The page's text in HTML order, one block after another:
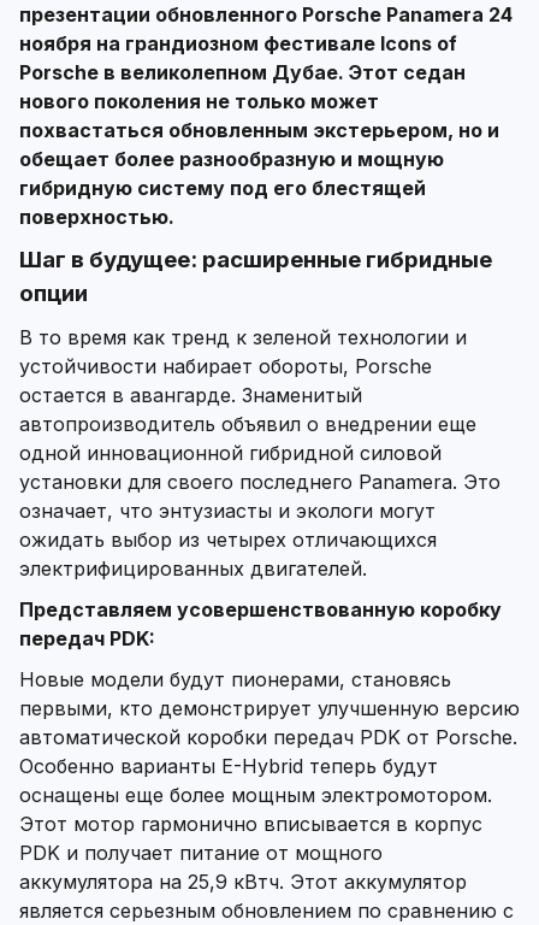
презентации обновленного Porsche Panamera 24
ноября на грандиозном фестивале Icons of
Porsche в великолепном Дубае. Этот седан
нового поколения не только может
похвастаться обновленным экстерьером, но и
обещает более разнообразную и мощную
гибридную систему под его блестящей
поверхностью.
Шаг в будущее: расширенные гибридные
опции
В то время как тренд к зеленой технологии и
устойчивости набирает обороты, Porsche
остается в авангарде. Знаменитый
автопроизводитель объявил о внедрении еще
одной инновационной гибридной силовой
установки для своего последнего Panamera. Это
означает, что энтузиасты и экологи могут
ожидать выбор из четырех отличающихся
электрифицированных двигателей.
Представляем усовершенствованную коробку
передач PDK:
Новые модели будут пионерами, становясь
первыми, кто демонстрирует улучшенную версию
автоматической коробки передач PDK от Porsche.
Особенно варианты E-Hybrid теперь будут
оснащены еще более мощным электромотором.
Этот мотор гармонично вписывается в корпус
PDK и получает питание от мощного
аккумулятора на 25,9 кВтч. Этот аккумулятор
является серьезным обновлением по сравнению с